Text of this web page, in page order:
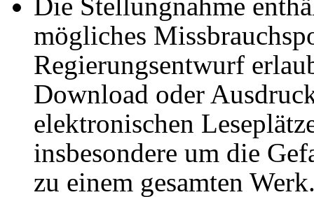
mögliches
Regierungsentwurf
Download oder
elektronischen
insbesondere um die
zu einem gesamten